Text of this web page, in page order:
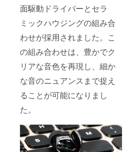
面駆動ドライバーとセラ
ミックハウジングの組み合
わせが採用されました。こ
の組み合わせは、豊かでク
リアな音色を再現し、細か
な音のニュアンスまで捉え
ることが可能になりまし
た。